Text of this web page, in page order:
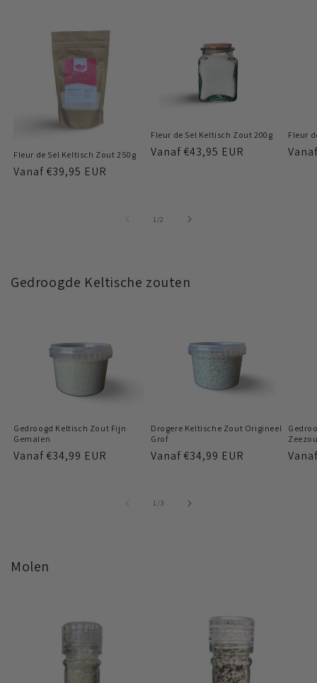
Fleur de Sel Keltisch Zout 250g
Normale
Vanaf €39,95 EUR
Fleur de Sel Keltisch Zout 200g
Normale
Vanaf €43,95 EUR
Fleur
1 /van
2
Gedroogde Keltische zouten
Gedroogd Keltisch Zout Fijn
Gemalen
Normale
Vanaf €34,99 EUR
Drogere Keltische Zout Origineel
Grof
Normale
Vanaf €34,99 EUR
1 /van
3
Molen